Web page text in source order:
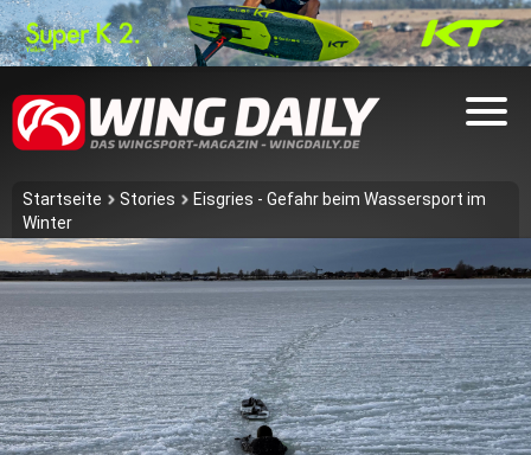
Startseite Stories
Eisgries - Gefahr beim Wassersport im
Winter